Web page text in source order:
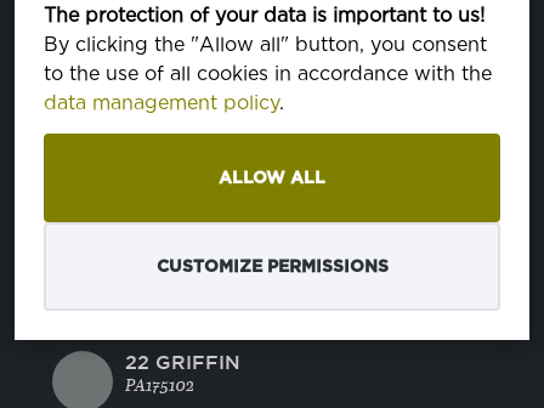
The protection of your data is important to us!
By clicking the "Allow all" button, you consent
to the use of all cookies in accordance with the
data management policy.
ALLOW ALL
CUSTOMIZE PERMISSIONS
05 HIGH RISK RED
PA181763
082 SURF THE WEB
PA193952
11 BLUE DEPTHS
21 CAVIAR
22 GRIFFIN
PA175102